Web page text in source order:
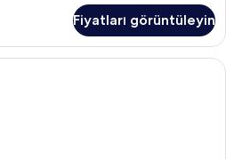
Fiyatları görüntüleyin